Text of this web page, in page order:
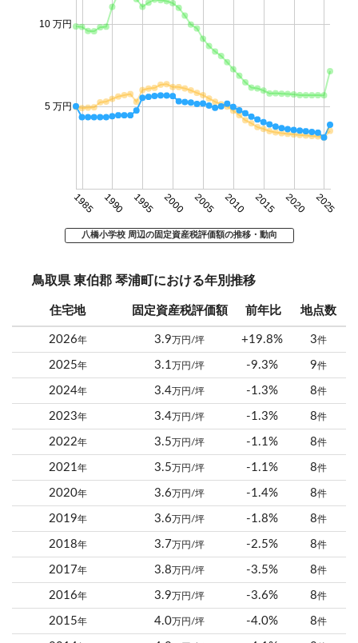
1985 1990 1995 2000 2005 2010 2015 2020 2025
5 万円
10 万円
八橋小学校 周辺の固定資産税評価額の推移・動向
鳥取県 東伯郡 琴浦町における年別推移
住宅地 固定資産税評価額 前年比 地点数
2026年 3.9 万円/坪 +19.8% 3件
2025年 3.1 万円/坪 -9.3% 9件
2024年 3.4 万円/坪 -1.3% 8件
2023年 3.4 万円/坪 -1.3% 8件
2022年 3.5 万円/坪 -1.1% 8件
2021年 3.5 万円/坪 -1.1% 8件
2020年 3.6 万円/坪 -1.4% 8件
2019年 3.6 万円/坪 -1.8% 8件
2018年 3.7 万円/坪 -2.5% 8件
2017年 3.8 万円/坪 -3.5% 8件
2016年 3.9 万円/坪 -3.6% 8件
2015年 4.0 万円/坪 -4.0% 8件